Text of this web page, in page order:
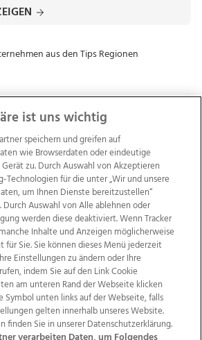
Mediadaten Kontakt
Jobs
Impressum
AGB Anzeigekunden
Ehrenkodex Politische Werbung
ist uns wichtig
speichern und greifen auf
wie Browserdaten oder eindeutige
zu. Durch Auswahl von Akzeptieren
Technologien für die unter „Wir und unsere
um Ihnen Dienste bereitzustellen“
Auswahl von Alle ablehnen oder
werden diese deaktiviert. Wenn Tracker
Inhalte und Anzeigen möglicherweise
für Sie. Sie können dieses Menü jederzeit
Einstellungen zu ändern oder Ihre
indem Sie auf den Link Cookie
am unteren Rand der Webseite klicken
Symbol unten links auf der Webseite, falls
gelten innerhalb unseres Website.
finden Sie in unserer Datenschutzerklärung.